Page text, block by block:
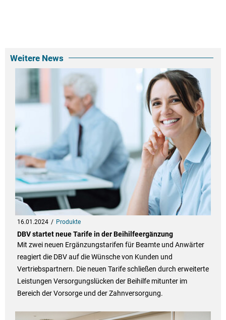
Weitere News
16.01.2024 Produkte
DBV startet neue Tarife in der Beihilfeergänzung
Mit zwei neuen Ergänzungstarifen für Beamte und Anwärter
reagiert die DBV auf die Wünsche von Kunden und
Vertriebspartnern. Die neuen Tarife schließen durch erweiterte
Leistungen Versorgungslücken der Beihilfe mitunter im
Bereich der Vorsorge und der Zahnversorgung.